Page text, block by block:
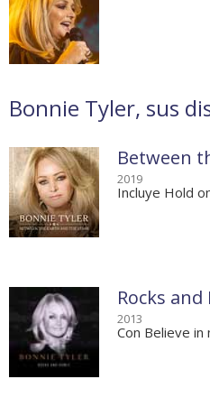
Bonnie Tyler, sus
Between
2019
Incluye Hold
Rocks
2013
Con Believe in